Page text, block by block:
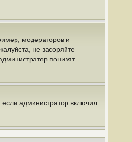
модераторов и
не засоряйте
понизят
администратор включил